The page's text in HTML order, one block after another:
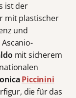
ist der
mit plastischer
und
mit sicherem
Piccinini
die für das